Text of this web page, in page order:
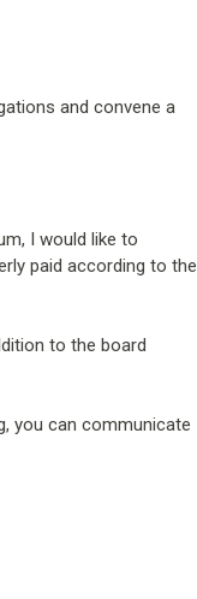
and convene a
I would like to
paid according to the
to the board
you can communicate